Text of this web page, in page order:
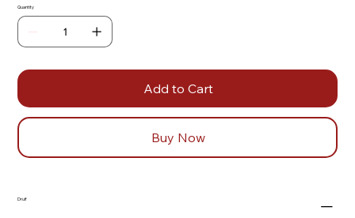
Quantity
Add to Cart
Buy Now
Druif